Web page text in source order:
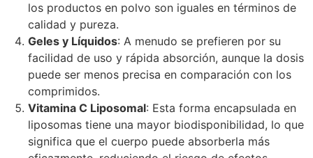
los productos en polvo son iguales en términos de
calidad y pureza.
Geles y Líquidos: A menudo se prefieren por su
facilidad de uso y rápida absorción, aunque la dosis
puede ser menos precisa en comparación con los
comprimidos.
Vitamina C Liposomal: Esta forma encapsulada en
liposomas tiene una mayor biodisponibilidad, lo que
significa que el cuerpo puede absorberla más